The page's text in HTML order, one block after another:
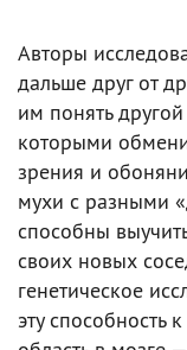
Авторы
дальше друг от
им понять
которыми
зрения и
мухи с разными
способны
своих новых
генетическое
эту способность